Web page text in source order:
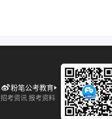
粉笔公考教育
招考资讯 报考资料